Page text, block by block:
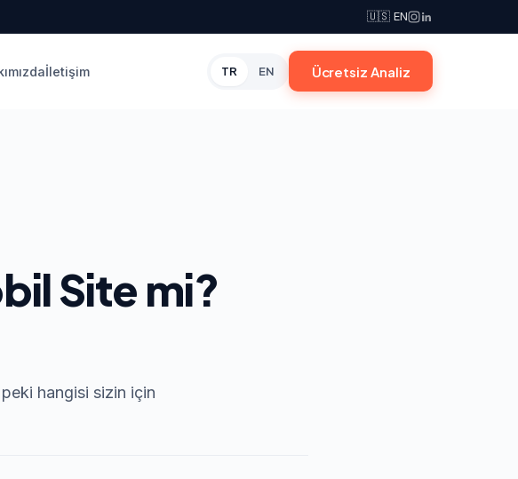
🇺🇸 EN
İletişim TR EN Ücretsiz Analiz
Site mi?
hangisi sizin için